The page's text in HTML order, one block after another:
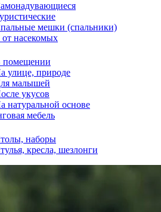
мешки (спальники)
насекомых
помещении
улице, природе
малышей
укусов
натуральной основе
мебель
наборы
кресла, шезлонги